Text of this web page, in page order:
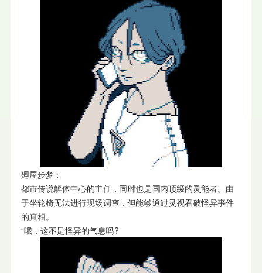
廻屋步梦：
都市传说解体中心的主任，同时也是国内顶级的灵能者。由
于坐轮椅无法进行现场调查，但能够通过灵视看破怪异事件
的真相。
“哦，这不是怪异的气息吗?